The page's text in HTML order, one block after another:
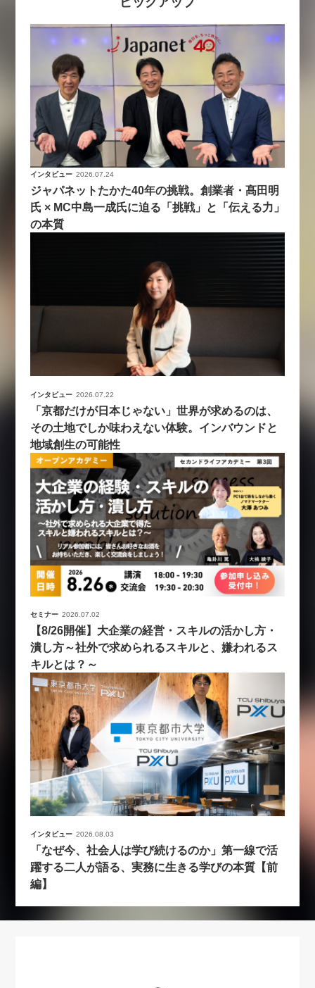
インタビュー 2026.07.24
ジャパネットたかた40年の挑戦。創業者・髙田明
氏 × MC中島一成氏に迫る「挑戦」と「伝える力」
の本質
インタビュー 2026.07.22
「京都だけが日本じゃない」世界が求めるのは、
その土地でしか味わえない体験。インバウンドと
地域創生の可能性
セミナー 2026.07.02
【8/26開催】大企業の経営・スキルの活かし方・
潰し方～社外で求められるスキルと、嫌われるス
キルとは？～
インタビュー 2026.08.03
「なぜ今、社会人は学び続けるのか」第一線で活
躍する二人が語る、実務に生きる学びの本質【前
編】